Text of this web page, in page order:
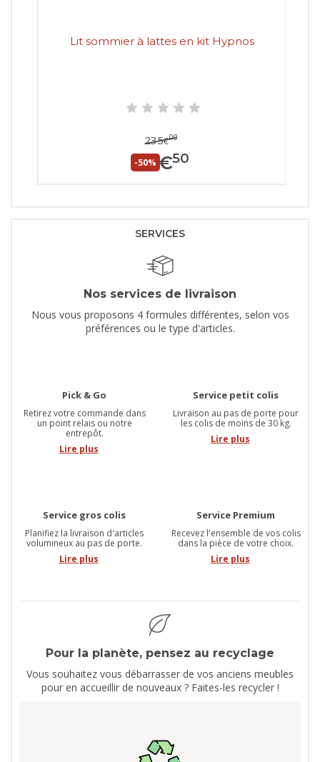
Lit sommier à lattes en kit Hypnos
-50%
235€00
117€50
SERVICES
Nos services de livraison
Nous vous proposons 4 formules différentes, selon vos
préférences ou le type d'articles.
Pick & Go
Retirez votre commande dans
un point relais ou notre
entrepôt.
Lire plus
Service petit colis
Livraison au pas de porte pour
les colis de moins de 30 kg.
Lire plus
Service gros colis
Planifiez la livraison d'articles
volumineux au pas de porte.
Lire plus
Service Premium
Recevez l'ensemble de vos colis
dans la pièce de votre choix.
Lire plus
Pour la planète, pensez au recyclage
Vous souhaitez vous débarrasser de vos anciens meubles
pour en accueillir de nouveaux ? Faites-les recycler !